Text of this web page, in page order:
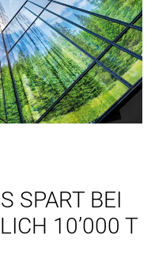
SPART BEI
10’000 T